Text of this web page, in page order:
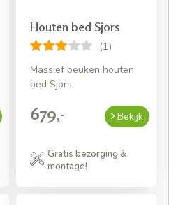
Houten bed Sjors
(1)
Massief beuken houten
bed Sjors
679,- Bekijk
Gratis bezorging &
montage!